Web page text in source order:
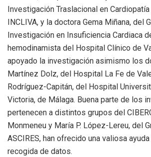
Investigación Traslacional en
INCLIVA, y la doctora Gema Miñana, del
Investigación en Insuficiencia Cardiaca
hemodinamista del Hospital Clínico de
apoyado la investigación asimismo los
Martínez Dolz, del Hospital La Fe de
Rodríguez-Capitán, del Hospital
Victoria, de Málaga. Buena parte de los
pertenecen a distintos grupos del
Monmeneu y María P. López-Lereu, del
ASCIRES, han ofrecido una valiosa
recogida de datos.